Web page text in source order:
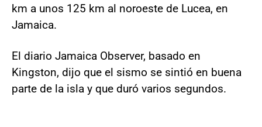
km a unos 125 km al noroeste de Lucea, en
Jamaica.
El diario Jamaica Observer, basado en
Kingston, dijo que el sismo se sintió en buena
parte de la isla y que duró varios segundos.